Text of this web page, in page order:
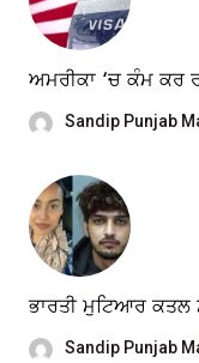
ਅਮਰੀਕਾ ‘ਚ ਕੰਮ ਕਰ
Sandip Punjab
ਭਾਰਤੀ ਮੁਟਿਆਰ ਕਤਲ
Sandip Punjab